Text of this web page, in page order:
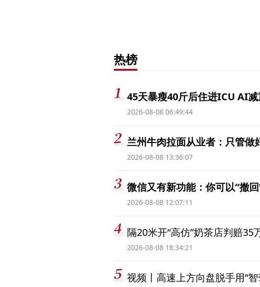
热榜
45天暴瘦40斤后住进ICU AI
2026-08-08 06:49:44
兰州牛肉拉面从业者：只管做
2026-08-08 13:36:07
微信又有新功能：你可以“撤回
2026-08-08 12:07:11
隔20米开“高仿”奶茶店判赔35
2026-08-08 18:34:21
视频丨高速上方向盘脱手用“